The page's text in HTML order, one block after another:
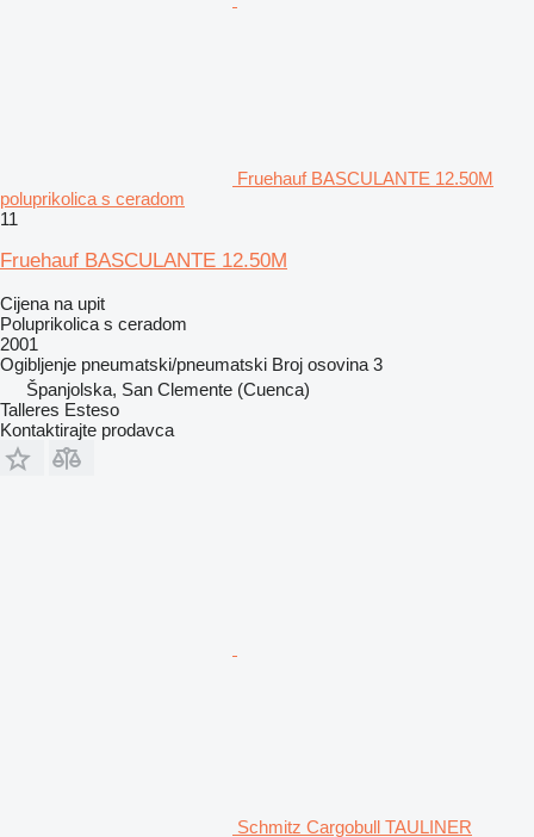
Fruehauf BASCULANTE 12.50M
poluprikolica s ceradom
11
Fruehauf BASCULANTE 12.50M
Cijena na upit
Poluprikolica s ceradom
2001
Ogibljenje pneumatski/pneumatski Broj osovina 3
Španjolska, San Clemente (Cuenca)
Talleres Esteso
Kontaktirajte prodavca
Schmitz Cargobull TAULINER